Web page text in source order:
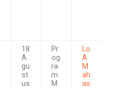
18
A
gu
st
us
Pr
og
ra
m
M
Lo
A
M
ah
as